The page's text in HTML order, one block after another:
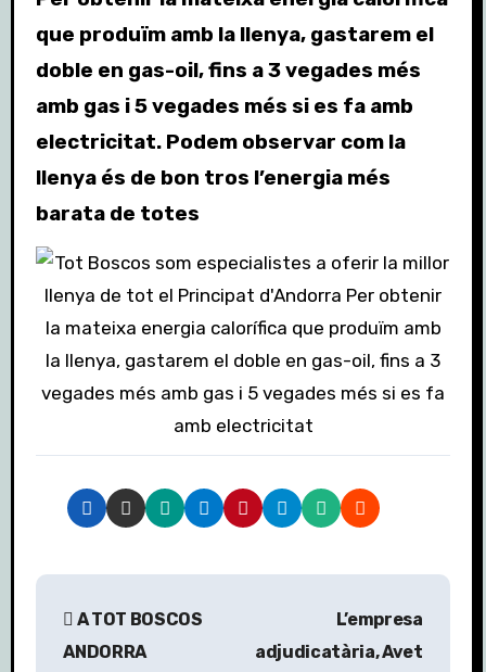
que produïm amb la llenya, gastarem el
doble en gas-oil, fins a 3 vegades més
amb gas i 5 vegades més si es fa amb
electricitat. Podem observar com la
llenya és de bon tros l’energia més
barata de totes
N
A TOT BOSCOS
ANDORRA
L’empresa
adjudicatària, Avet